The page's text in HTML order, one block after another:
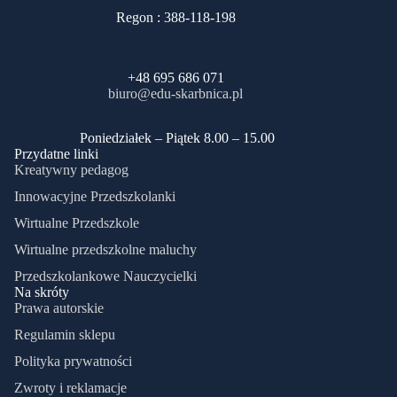
Regon : 388-118-198
+48 695 686 071
biuro@edu-skarbnica.pl
​Poniedziałek – Piątek 8.00 – 15.00
Przydatne linki
Kreatywny pedagog
Innowacyjne Przedszkolanki
Wirtualne Przedszkole
Wirtualne przedszkolne maluchy
Przedszkolankowe Nauczycielki
Na skróty
Prawa autorskie
Regulamin sklepu
Polityka prywatności
Zwroty i reklamacje